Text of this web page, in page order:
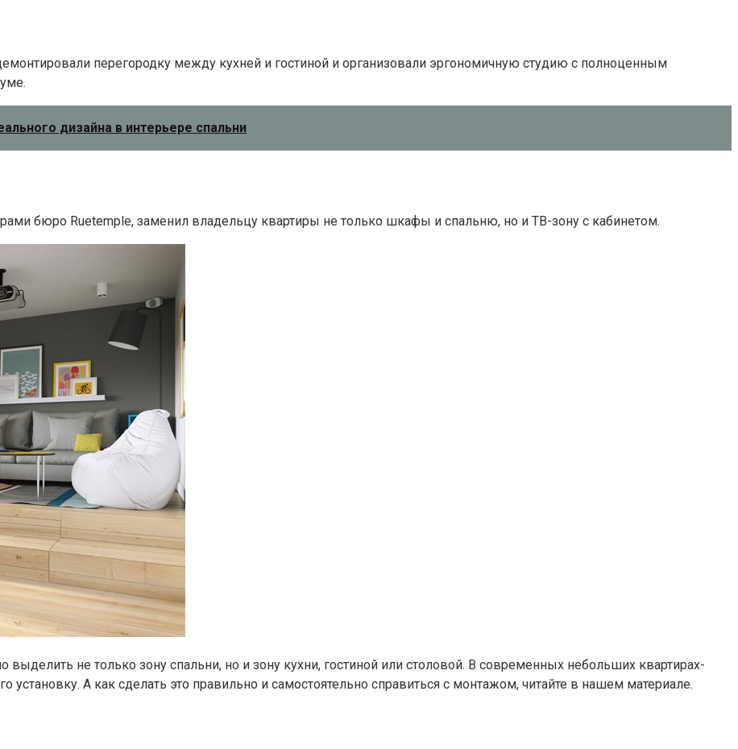
перегородку между кухней и гостиной и организовали эргономичную студию с полноценным
дизайна в интерьере спальни
бюро Ruetemple, заменил владельцу квартиры не только шкафы и спальню, но и ТВ-зону с кабинетом.
выделить не только зону спальни, но и зону кухни, гостиной или столовой. В современных небольших квартирах-
установку. А как сделать это правильно и самостоятельно справиться с монтажом, читайте в нашем материале.